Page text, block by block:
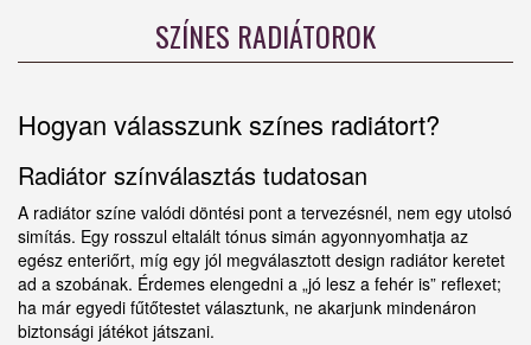
SZÍNES RADIÁTOROK
Hogyan válasszunk színes radiátort?
Radiátor színválasztás tudatosan
A radiátor színe valódi döntési pont a tervezésnél, nem egy utolsó
simítás. Egy rosszul eltalált tónus simán agyonnyomhatja az
egész enteriőrt, míg egy jól megválasztott design radiátor keretet
ad a szobának. Érdemes elengedni a „jó lesz a fehér is” reflexet;
ha már egyedi fűtőtestet választunk, ne akarjunk mindenáron
biztonsági játékot játszani.